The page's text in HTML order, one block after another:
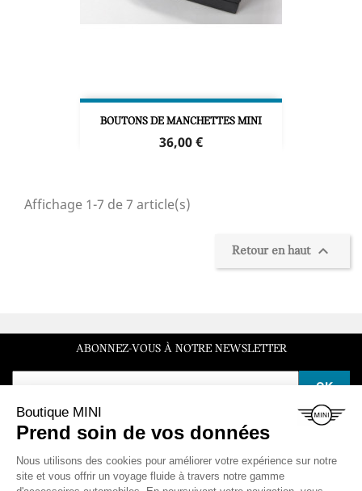
BOUTONS DE MANCHETTES MINI
Prix
36,00 €
Affichage 1-7 de 7 article(s)
Retour en haut 
ABONNEZ-VOUS À NOTRE NEWSLETTER
SERVICE CLIENT
Du lundi au vendredi de 10h à 12h et de 14h à 16h30